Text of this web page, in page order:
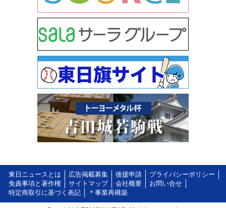
東日ニュースとは 広告掲載募集 後援申請
プライバシーポリシー
免責事項と著作権
サイトマップ 会社概要
お問い合せ
特定商取引に基づく表記
＊事業再構築